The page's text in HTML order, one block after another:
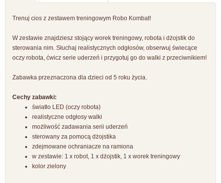
Trenuj cios z zestawem treningowym Robo Kombat!
W zestawie znajdziesz stojący worek treningowy, robota i dżojstik do
sterowania nim. Słuchaj realistycznych odgłosów, obserwuj świecące
oczy robota, ćwicz serie uderzeń i przygotuj go do walki z przeciwnikiem!
Zabawka przeznaczona dla dzieci od 5 roku życia.
Cechy zabawki:
światło LED (oczy robota)
realistyczne odgłosy walki
możliwość zadawania serii uderzeń
sterowany za pomocą dżojstika
zdejmowane ochraniacze na ramiona
w zestawie: 1 x robot, 1 x dżojstik, 1 x worek treningowy
kolor zielony